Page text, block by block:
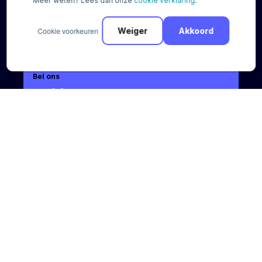
Cookie voorkeuren Akkoord
Weiger
Bel ons